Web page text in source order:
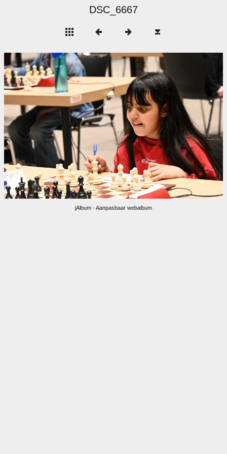
DSC_6667
jAlbum - Aanpasbaar webalbum